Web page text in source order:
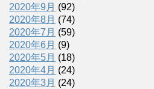
2020年9月 (92)
2020年8月 (74)
2020年7月 (59)
2020年6月 (9)
2020年5月 (18)
2020年4月 (24)
2020年3月 (24)